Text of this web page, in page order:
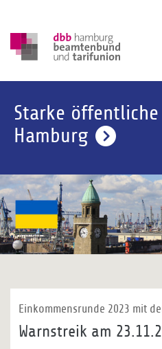
Starke
Hamburg
Einkommensrunde 2023 mit
Warnstreik am